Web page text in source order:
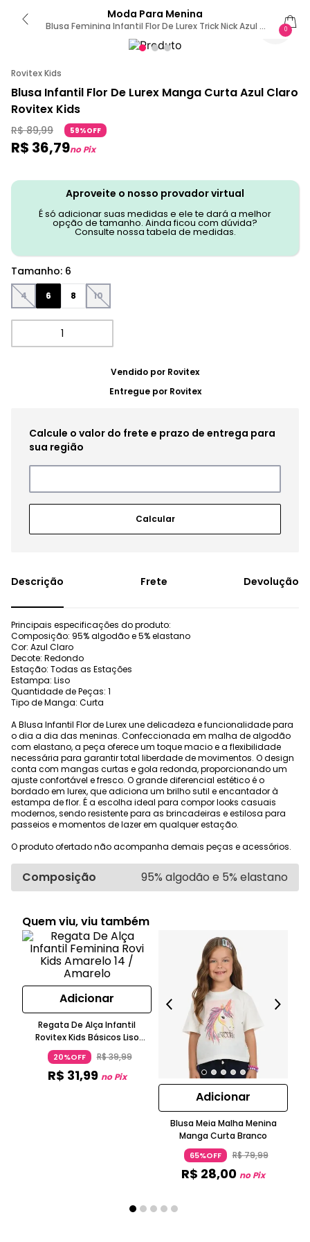
Moda Para Menina
Blusa Feminina Infantil Flor De Lurex Trick Nick Azul 6
0
Rovitex Kids
Blusa Infantil Flor De Lurex Manga Curta Azul Claro
Rovitex Kids
R$ 89,99 59%OFF
R$ 36,79no Pix
Aproveite o nosso provador virtual
É só adicionar suas medidas e ele te dará a melhor
opção de tamanho. Ainda ficou com dúvida?
Consulte nossa tabela de medidas.
Tamanho: 6
4 6 8 10
Vendido por Rovitex
Entregue por Rovitex
Frete Devolução
Principais especificações do produto:
Composição: 95% algodão e 5% elastano
Cor: Azul Claro
Decote: Redondo
Estação: Todas as Estações
Estampa: Liso
Quantidade de Peças: 1
Tipo de Manga: Curta
A Blusa Infantil Flor de Lurex une delicadeza e funcionalidade para
o dia a dia das meninas. Confeccionada em malha de algodão
com elastano, a peça oferece um toque macio e a flexibilidade
necessária para garantir total liberdade de movimentos. O design
conta com mangas curtas e gola redonda, proporcionando um
ajuste confortável e fresco. O grande diferencial estético é o
bordado em lurex, que adiciona um brilho sutil e encantador à
estampa de flor. É a escolha ideal para compor looks casuais
modernos, sendo resistente para as brincadeiras e estilosa para
passeios e momentos de lazer em qualquer estação.
O produto ofertado não acompanha demais peças e acessórios.
Composição 95% algodão e 5% elastano
Quem viu, viu também
Adicionar
Regata De Alça Infantil
Rovitex Kids Básicos Liso
Amarelo
20%OFF R$39,99
R$ 31,99 no Pix
Adicionar
Blusa Meia Malha Menina
Manga Curta Branco
65%OFF R$79,99
R$ 28,00 no Pix